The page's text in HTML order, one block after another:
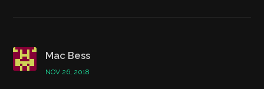
Mac Bess
NOV 26, 2018